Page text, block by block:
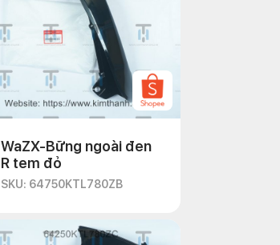
WaZX-Bững ngoài đen
R tem đỏ
SKU: 64750KTL780ZB